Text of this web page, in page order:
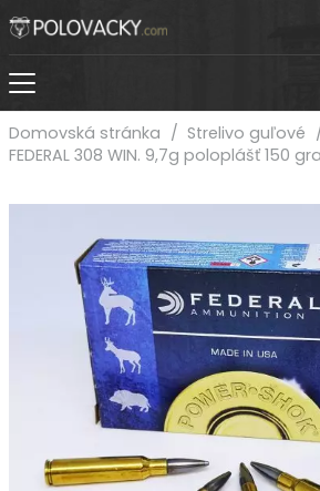
Domovská stránka / Strelivo guľové
FEDERAL 308 WIN. 9,7g poloplášť 150